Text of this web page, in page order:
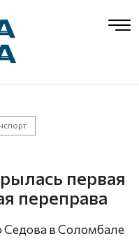
первая
переправа
в Соломбале